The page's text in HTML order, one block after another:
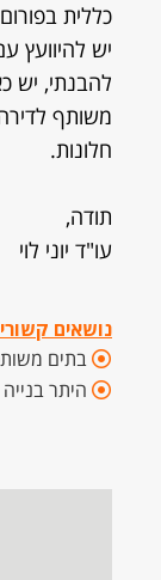
כללית
יש להיוועץ
להבנתי, יש
משותף לדירה
חלונות.
תודה,
עו"ד יוני לוי
נושאים
בתים
היתר בנייה